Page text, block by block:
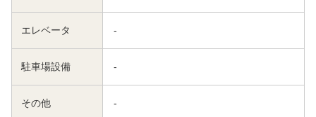
エレベータ -
駐車場設備 -
その他 -